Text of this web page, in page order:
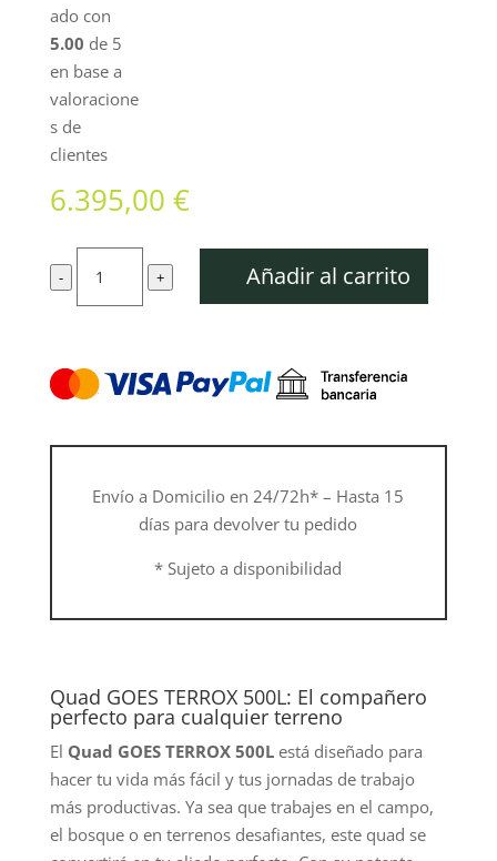
ado con
5.00 de 5
en base a
valoracione
s de
clientes
6.395,00 €
-
GOES
cantidad
+ Añadir al carrito
Envío a Domicilio en 24/72h* – Hasta 15
días para devolver tu pedido
* Sujeto a disponibilidad
Quad GOES TERROX 500L: El compañero
perfecto para cualquier terreno
El Quad GOES TERROX 500Lestá diseñado para
hacer tu vida más fácil y tus jornadas de trabajo
más productivas. Ya sea que trabajes en el campo,
el bosque o en terrenos desafiantes, este quad se